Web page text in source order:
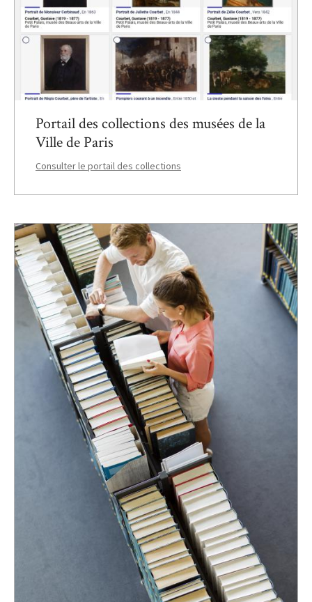
Portail des collections des musées de la
Ville de Paris
Consulter le portail des collections